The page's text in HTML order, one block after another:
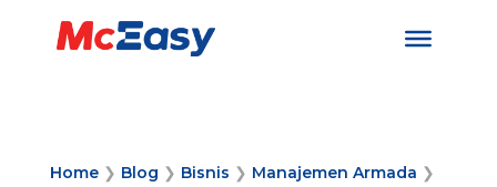
Home❯ Blog ❯ Bisnis ❯ Manajemen Armada ❯